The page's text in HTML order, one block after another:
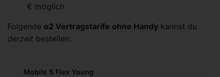
€ möglich
Folgende o2 Vertragstarife ohne Handy kannst du
derzeit bestellen:
Mobile S Flex Young